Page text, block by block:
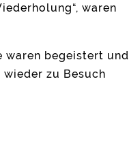
waren
waren begeistert und
zu Besuch